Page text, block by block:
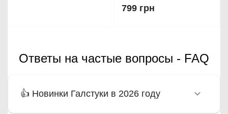
799 грн
Ответы на частые вопросы - FAQ
👍 Новинки Галстуки в 2026 году